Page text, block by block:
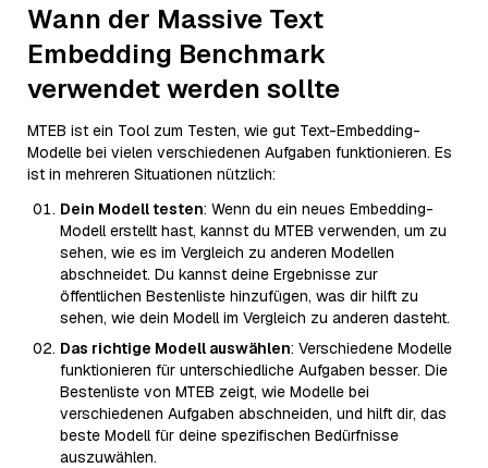
Wann der Massive Text
Embedding Benchmark
verwendet werden sollte
MTEB ist ein Tool zum Testen, wie gut Text-Embedding-
Modelle bei vielen verschiedenen Aufgaben funktionieren. Es
ist in mehreren Situationen nützlich:
Dein Modell testen: Wenn du ein neues Embedding-
Modell erstellt hast, kannst du MTEB verwenden, um zu
sehen, wie es im Vergleich zu anderen Modellen
abschneidet. Du kannst deine Ergebnisse zur
öffentlichen Bestenliste hinzufügen, was dir hilft zu
sehen, wie dein Modell im Vergleich zu anderen dasteht.
Das richtige Modell auswählen: Verschiedene Modelle
funktionieren für unterschiedliche Aufgaben besser. Die
Bestenliste von MTEB zeigt, wie Modelle bei
verschiedenen Aufgaben abschneiden, und hilft dir, das
beste Modell für deine spezifischen Bedürfnisse
auszuwählen.